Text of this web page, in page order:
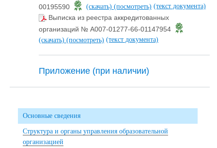
00195590
(скачать) (посмотреть) (текст документа)
Выписка из реестра аккредитованных
организаций № А007-01277-66-01147954
(скачать) (посмотреть) (текст документа)
Приложение (при наличии)
Основные сведения
Структура и органы управления образовательной
организацией